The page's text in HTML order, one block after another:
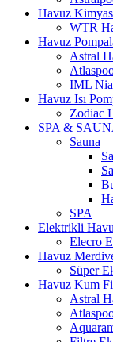
Havuz
WTR
Havuz
Astral
IML
Havuz Isı
Zodiac
SPA &
Sauna
SPA
Elektrikli
Elecro
Havuz
Süper
Havuz Kum
Astral